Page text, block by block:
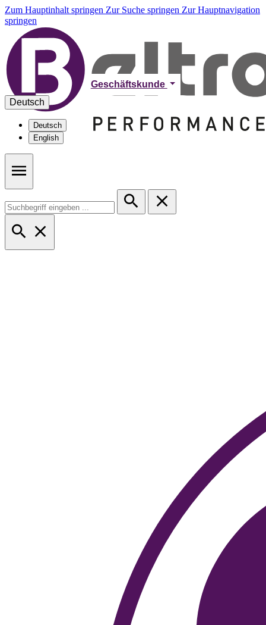
Zum Hauptinhalt springen Zur Suche springen Zur Hauptnavigation
springen
Geschäftskunde
Deutsch
Deutsch
English